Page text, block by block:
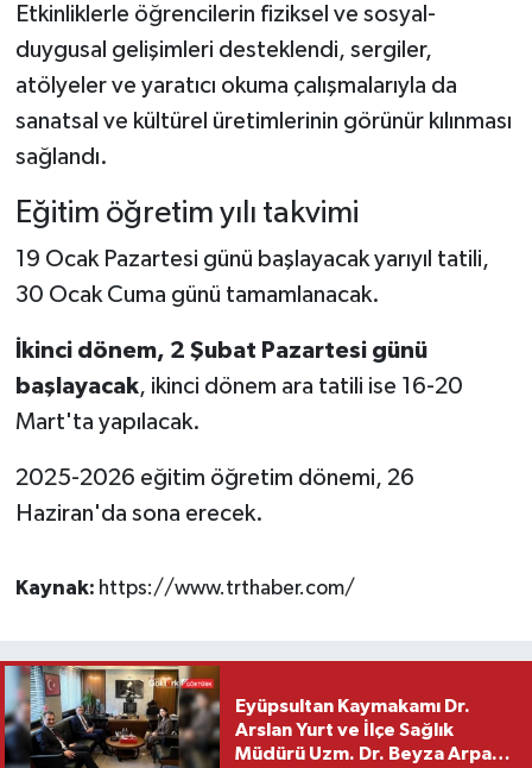
Etkinliklerle öğrencilerin fiziksel ve sosyal-
duygusal gelişimleri desteklendi, sergiler,
atölyeler ve yaratıcı okuma çalışmalarıyla da
sanatsal ve kültürel üretimlerinin görünür kılınması
sağlandı.
Eğitim öğretim yılı takvimi
19 Ocak Pazartesi günü başlayacak yarıyıl tatili,
30 Ocak Cuma günü tamamlanacak.
İkinci dönem, 2 Şubat Pazartesi günü
başlayacak, ikinci dönem ara tatili ise 16-20
Mart'ta yapılacak.
2025-2026 eğitim öğretim dönemi, 26
Haziran'da sona erecek.
Kaynak: https://www.trthaber.com/
Eyüpsultan Kaymakamı Dr.
Arslan Yurt ve İlçe Sağlık
Müdürü Uzm. Dr. Beyza Arpacı